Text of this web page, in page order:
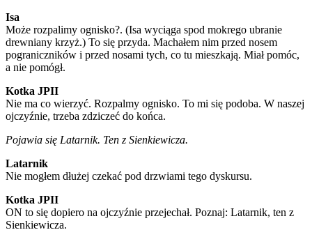
Isa
Może rozpalimy ognisko?. (Isa wyciąga spod mokrego ubranie
drewniany krzyż.) To się przyda. Machałem nim przed nosem
pograniczników i przed nosami tych, co tu mieszkają. Miał pomóc,
a nie pomógł.
Kotka JPII
Nie ma co wierzyć. Rozpalmy ognisko. To mi się podoba. W naszej
ojczyźnie, trzeba zdziczeć do końca.
Pojawia się Latarnik. Ten z Sienkiewicza.
Latarnik
Nie mogłem dłużej czekać pod drzwiami tego dyskursu.
Kotka JPII
ON to się dopiero na ojczyźnie przejechał. Poznaj: Latarnik, ten z
Sienkiewicza.